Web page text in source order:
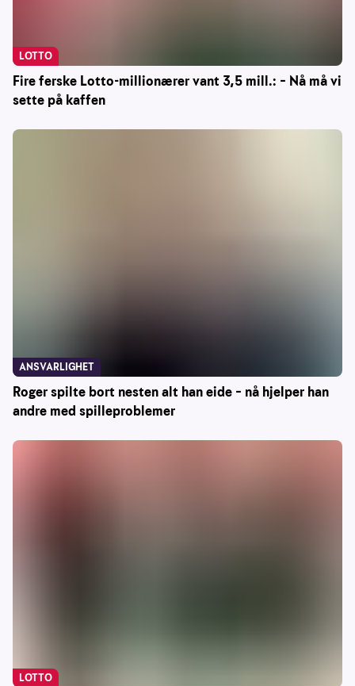
Fire ferske Lotto-millionærer vant 3,5 mill.: – Nå må vi
sette på kaffen
LOTTO
Roger spilte bort nesten alt han eide – nå hjelper han
andre med spilleproblemer
ANSVARLIGHET
LOTTO